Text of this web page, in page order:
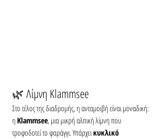
🌿 Λίμνη Klammsee
Στο τέλος της διαδρομής, η ανταμοιβή είναι μοναδική:
η Klammsee, μια μικρή αλπική λίμνη που
τροφοδοτεί το φαράγγι. Υπάρχει κυκλικό